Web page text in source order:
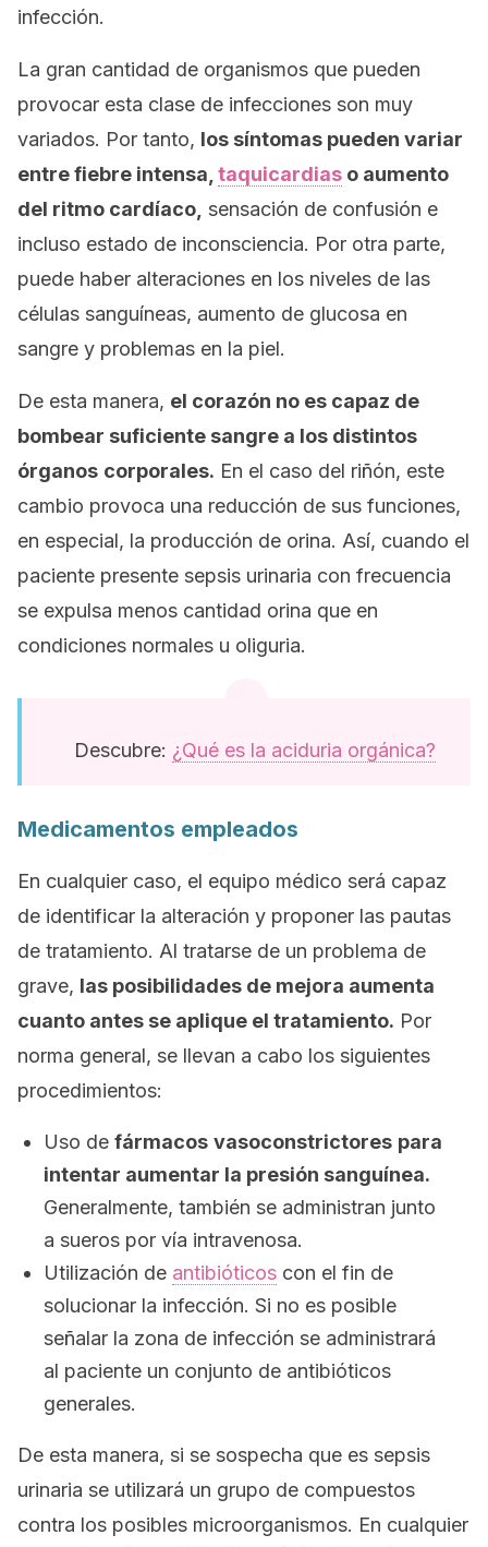
infección.
La gran cantidad de organismos que pueden
provocar esta clase de infecciones son muy
variados. Por tanto, los síntomas pueden variar
entre fiebre intensa, taquicardias o aumento
del ritmo cardíaco, sensación de confusión e
incluso estado de inconsciencia. Por otra parte,
puede haber alteraciones en los niveles de las
células sanguíneas, aumento de glucosa en
sangre y problemas en la piel.
De esta manera, el corazón no es capaz de
bombear suficiente sangre a los distintos
órganos corporales. En el caso del riñón, este
cambio provoca una reducción de sus funciones,
en especial, la producción de orina. Así, cuando el
paciente presente sepsis urinaria con frecuencia
se expulsa menos cantidad orina que en
condiciones normales u oliguria.
Descubre: ¿Qué es la aciduria orgánica?
Medicamentos empleados
En cualquier caso, el equipo médico será capaz
de identificar la alteración y proponer las pautas
de tratamiento. Al tratarse de un problema de
grave, las posibilidades de mejora aumenta
cuanto antes se aplique el tratamiento. Por
norma general, se llevan a cabo los siguientes
procedimientos:
Uso de fármacos vasoconstrictores para
intentar aumentar la presión sanguínea.
Generalmente, también se administran junto
a sueros por vía intravenosa.
Utilización de antibióticos con el fin de
solucionar la infección. Si no es posible
señalar la zona de infección se administrará
al paciente un conjunto de antibióticos
generales.
De esta manera, si se sospecha que es sepsis
urinaria se utilizará un grupo de compuestos
contra los posibles microorganismos. En cualquier